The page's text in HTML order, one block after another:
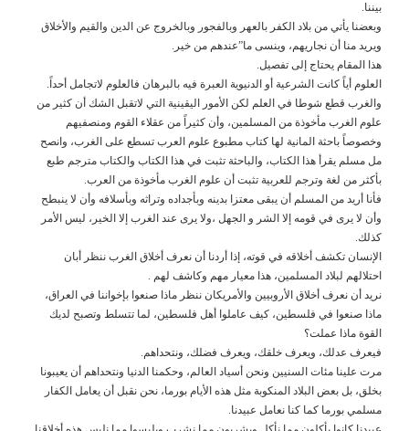
بيننا.
وبعضنا يأتي من بلاد الكفر بالعهر وبالفجور وبالخروج عن الدين والقيم والأخلاق
ويريد منا أن نجاريهم، وينسى ما”عندهم من خير.
هذا المقام يحتاج إلى تفصيل.
العلوم أياً كانت الشرعية أو الدنيوية العبرة فيه بالبرهان فالعلوم لاتجامل أحداً.
والغرب قطع شوطا في العلم لكن الأمور اليقينية التي لاتقبل الشك أن كثير من
علوم الغرب مأخوذة من المسلمين، وأن كثيراً من عقلاء القوم ومنصفيهم
وخصوصاً باحثة المانية لها كتاب مطبوع علوم العرب تسطع على الغرب، وانصح
مل مسلم يقرأ هذا الكتاب، والباحثة تثبت في هذا الكتاب والكتاب مترجم طبع
بأكثر من لغة وترجم للعربية تثبت أن علوم الغرب مأخوذة من العرب.
فأنا أريد من المسلم أن يبقى معتزا بدينه وبأجداده وتراثه وبأسلافه وأن لا ينبطح
وأن لا يرى في قومه إلا الشر و الجهل ،ولا يرى عند الغرب إلا الخير، ليس الأمر
كذلك.
الإنسان تكشف أخلاقه في قوته، إذا أردنا أن نعرف أخلاق الغرب ننظر أبان
احتلالهم لبلاد المسلمين، هذا معيار مهم وكاشف لهم .
نريد أن نعرف أخلاق الأروبيين والأمريكان ننظر ماذا صنعوا بإخواننا في العراق،
ماذا صنعوا في فلسطين، كيف عاملوا أهل فلسطين، لما تتسلط وتصبح لديك
القوة ماذا عملت؟
فيعرف عدلك، ويعرف خلقك، ويعرف فضلك، ونتحداهم.
مرت علينا مئات السنيين ونحن أسياد العالم، وحكمنا الدنيا ونتحداهم أن يعيبونا
بخلق، بل بعض البلاد المنكوبة مثل هذه الأيام بورما، نحن نقبل أن يعامل الكفار
مسلمي بورما كما كنا نعامل عبيدنا.